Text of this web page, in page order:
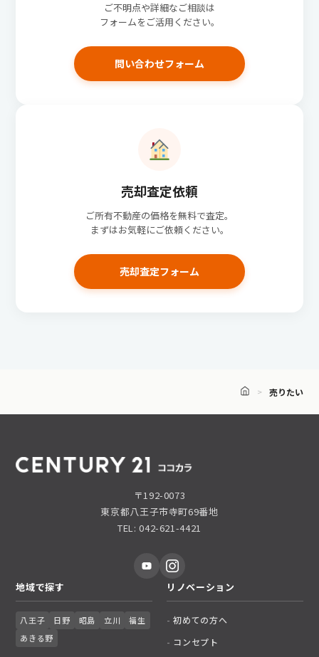
ご不明点や詳細なご相談は
フォームをご活用ください。
問い合わせフォーム
売却査定依頼
ご所有不動産の価格を無料で査定。
まずはお気軽にご依頼ください。
売却査定フォーム
売りたい
〒192-0073
東京都八王子市寺町69番地
TEL: 042-621-4421
地域で探す
八王子 日野 昭島 立川
福生
あきる野
リノベーション
初めての方へ
コンセプト